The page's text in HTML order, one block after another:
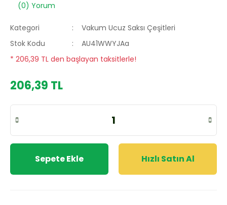
(0) Yorum
Kategori
Vakum Ucuz Saksı Çeşitleri
Stok Kodu
AU41WWYJAa
* 206,39 TL den başlayan taksitlerle!
206,39 TL
Sepete Ekle Hızlı Satın Al